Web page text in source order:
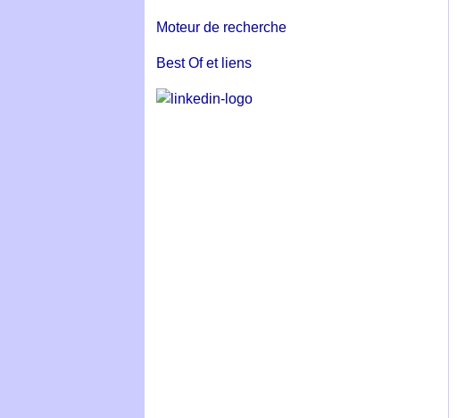
Moteur de recherche
Best Of et liens